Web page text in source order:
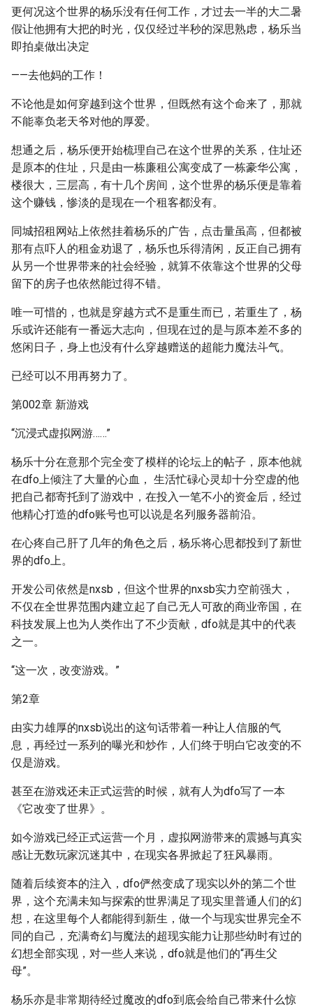
更何况这个世界的杨乐没有任何工作，才过去一半的大二暑
假让他拥有大把的时光，仅仅经过半秒的深思熟虑，杨乐当
即拍桌做出决定
——去他妈的工作！
不论他是如何穿越到这个世界，但既然有这个命来了，那就
不能辜负老天爷对他的厚爱。
想通之后，杨乐便开始梳理自己在这个世界的关系，住址还
是原本的住址，只是由一栋廉租公寓变成了一栋豪华公寓，
楼很大，三层高，有十几个房间，这个世界的杨乐便是靠着
这个赚钱，惨淡的是现在一个租客都没有。
同城招租网站上依然挂着杨乐的广告，点击量虽高，但都被
那有点吓人的租金劝退了，杨乐也乐得清闲，反正自己拥有
从另一个世界带来的社会经验，就算不依靠这个世界的父母
留下的房子也依然能过得不错。
唯一可惜的，也就是穿越方式不是重生而已，若重生了，杨
乐或许还能有一番远大志向，但现在过的是与原本差不多的
悠闲日子，身上也没有什么穿越赠送的超能力魔法斗气。
已经可以不用再努力了。
第002章 新游戏
“沉浸式虚拟网游……”
杨乐十分在意那个完全变了模样的论坛上的帖子，原本他就
在dfo上倾注了大量的心血， 生活忙碌心灵却十分空虚的他
把自己都寄托到了游戏中，在投入一笔不小的资金后，经过
他精心打造的dfo账号也可以说是名列服务器前沿。
在心疼自己肝了几年的角色之后，杨乐将心思都投到了新世
界的dfo上。
开发公司依然是nxsb，但这个世界的nxsb实力空前强大，
不仅在全世界范围内建立起了自己无人可敌的商业帝国，在
科技发展上也为人类作出了不少贡献，dfo就是其中的代表
之一。
“这一次，改变游戏。”
第2章
由实力雄厚的nxsb说出的这句话带着一种让人信服的气
息，再经过一系列的曝光和炒作，人们终于明白它改变的不
仅是游戏。
甚至在游戏还未正式运营的时候，就有人为dfo写了一本
《它改变了世界》。
如今游戏已经正式运营一个月，虚拟网游带来的震撼与真实
感让无数玩家沉迷其中，在现实各界掀起了狂风暴雨。
随着后续资本的注入，dfo俨然变成了现实以外的第二个世
界，这个充满未知与探索的世界满足了现实里普通人们的幻
想，在这里每个人都能得到新生，做一个与现实世界完全不
同的自己，充满奇幻与魔法的超现实能力让那些幼时有过的
幻想全部实现，对一些人来说，dfo就是他们的“再生父
母”。
杨乐亦是非常期待经过魔改的dfo到底会给自己带来什么惊